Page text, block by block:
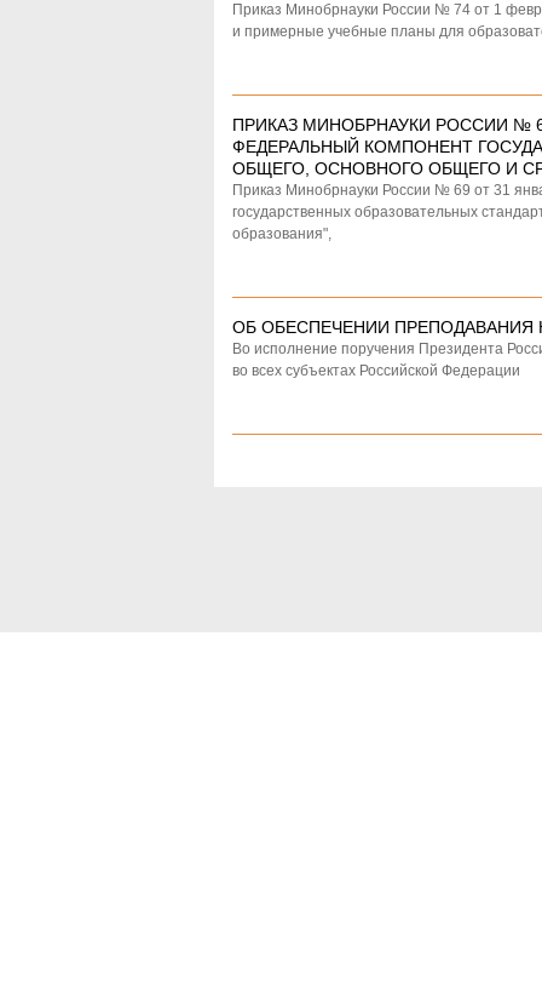
Приказ Минобрнауки России № 74 от 1
и примерные учебные планы для
ПРИКАЗ МИНОБРНАУКИ РОССИИ №
ФЕДЕРАЛЬНЫЙ КОМПОНЕНТ
ОБЩЕГО, ОСНОВНОГО ОБЩЕГО И
Приказ Минобрнауки России № 69 от 31
государственных образовательных
образования",
ОБ ОБЕСПЕЧЕНИИ ПРЕПОДАВАНИЯ
Во исполнение поручения Президента
во всех субъектах Российской Федерации